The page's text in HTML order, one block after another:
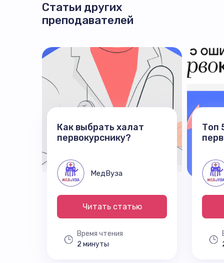
Статьи других
преподавателей
Как выбрать халат
первокурснику?
МедВуза
Читать статью
Время чтения
2 минуты
Топ